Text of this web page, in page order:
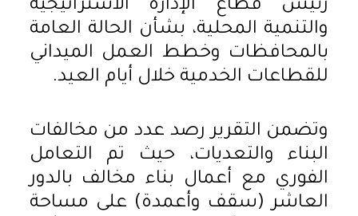
رئيس قطاع الإدارة الاستراتيجية
والتنمية المحلية، بشأن الحالة العامة
بالمحافظات وخطط العمل الميداني
للقطاعات الخدمية خلال أيام العيد.
وتضمن التقرير رصد عدد من مخالفات
البناء والتعديات، حيث تم التعامل
الفوري مع أعمال بناء مخالف بالدور
العاشر (سقف وأعمدة) على مساحة